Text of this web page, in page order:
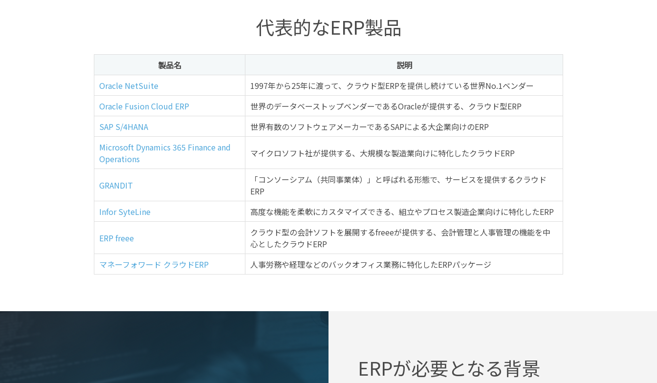
代表的なERP製品
製品名
説明
Oracle NetSuite
1997年から25年に渡って、クラウド型ERPを提供し続けている世界No.1ベンダー
Oracle Fusion Cloud ERP
世界のデータベーストップベンダーであるOracleが提供する、クラウド型ERP
SAP S/4HANA
世界有数のソフトウェアメーカーであるSAPによる大企業向けのERP
Microsoft Dynamics 365 Finance and
Operations
マイクロソフト社が提供する、大規模な製造業向けに特化したクラウドERP
GRANDIT
「コンソーシアム（共同事業体）」と呼ばれる形態で、サービスを提供するクラウド
ERP
Infor SyteLine
高度な機能を柔軟にカスタマイズできる、組立やプロセス製造企業向けに特化したERP
ERP freee
クラウド型の会計ソフトを展開するfreeeが提供する、会計管理と人事管理の機能を中
心としたクラウドERP
マネーフォワード クラウドERP
人事労務や経理などのバックオフィス業務に特化したERPパッケージ
ERPが必要となる背景